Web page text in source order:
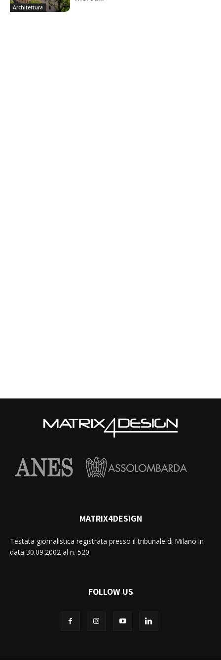
Architettura
MATRIX4DESIGN
Testata giornalistica registrata presso il tribunale di Milano in
data 30.09.2002 al n. 520
FOLLOW US